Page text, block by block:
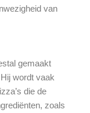
van
gemaakt
wordt vaak
die de
zoals